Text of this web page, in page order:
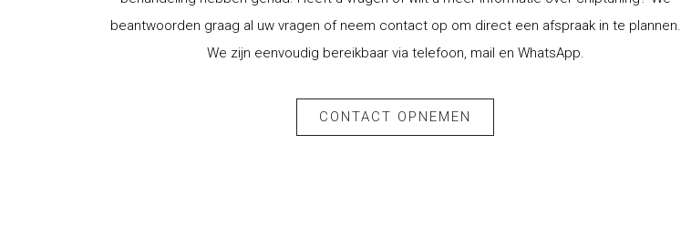
beantwoorden graag al uw vragen of neem contact op om direct een afspraak in te plannen.
We zijn eenvoudig bereikbaar via telefoon, mail en WhatsApp.
CONTACT OPNEMEN